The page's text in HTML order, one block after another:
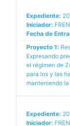
Expediente:
Iniciador:
Fecha de
Proyecto 1:
Expresando
el régimen de
para los y las
manteniendo
Expediente:
Iniciador: